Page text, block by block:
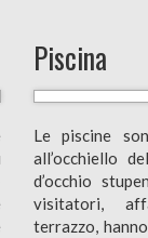
Piscina
Le piscine
all’occhiello
d’occhio
visitatori,
terrazzo,